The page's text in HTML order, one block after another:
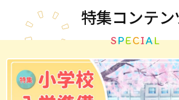
特集コンテン
SPECIAL